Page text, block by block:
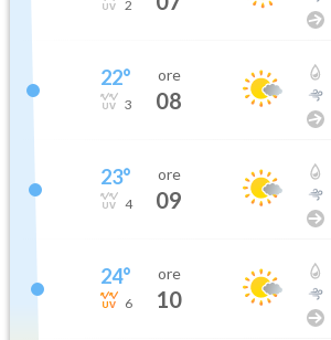
2
22°
3
ore
08
23°
4
ore
09
24°
6
ore
10